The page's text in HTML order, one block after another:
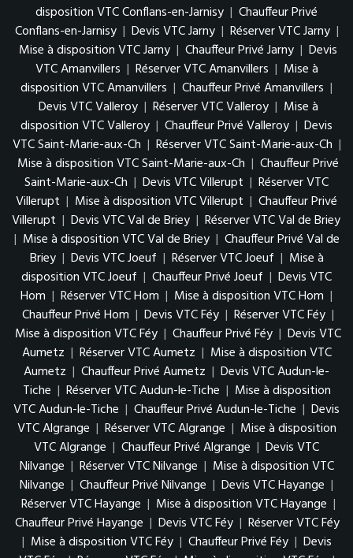
disposition VTC Conflans-en-Jarnisy | Chauffeur Privé
Conflans-en-Jarnisy | Devis VTC Jarny | Réserver VTC Jarny |
Mise à disposition VTC Jarny | Chauffeur Privé Jarny | Devis
VTC Amanvillers | Réserver VTC Amanvillers | Mise à
disposition VTC Amanvillers | Chauffeur Privé Amanvillers |
Devis VTC Valleroy | Réserver VTC Valleroy | Mise à
disposition VTC Valleroy | Chauffeur Privé Valleroy | Devis
VTC Saint-Marie-aux-Ch | Réserver VTC Saint-Marie-aux-Ch |
Mise à disposition VTC Saint-Marie-aux-Ch | Chauffeur Privé
Saint-Marie-aux-Ch | Devis VTC Villerupt | Réserver VTC
Villerupt | Mise à disposition VTC Villerupt | Chauffeur Privé
Villerupt | Devis VTC Val de Briey | Réserver VTC Val de Briey
| Mise à disposition VTC Val de Briey | Chauffeur Privé Val de
Briey | Devis VTC Joeuf | Réserver VTC Joeuf | Mise à
disposition VTC Joeuf | Chauffeur Privé Joeuf | Devis VTC
Hom | Réserver VTC Hom | Mise à disposition VTC Hom |
Chauffeur Privé Hom | Devis VTC Féy | Réserver VTC Féy |
Mise à disposition VTC Féy | Chauffeur Privé Féy | Devis VTC
Aumetz | Réserver VTC Aumetz | Mise à disposition VTC
Aumetz | Chauffeur Privé Aumetz | Devis VTC Audun-le-
Tiche | Réserver VTC Audun-le-Tiche | Mise à disposition
VTC Audun-le-Tiche | Chauffeur Privé Audun-le-Tiche | Devis
VTC Algrange | Réserver VTC Algrange | Mise à disposition
VTC Algrange | Chauffeur Privé Algrange | Devis VTC
Nilvange | Réserver VTC Nilvange | Mise à disposition VTC
Nilvange | Chauffeur Privé Nilvange | Devis VTC Hayange |
Réserver VTC Hayange | Mise à disposition VTC Hayange |
Chauffeur Privé Hayange | Devis VTC Féy | Réserver VTC Féy
| Mise à disposition VTC Féy | Chauffeur Privé Féy | Devis